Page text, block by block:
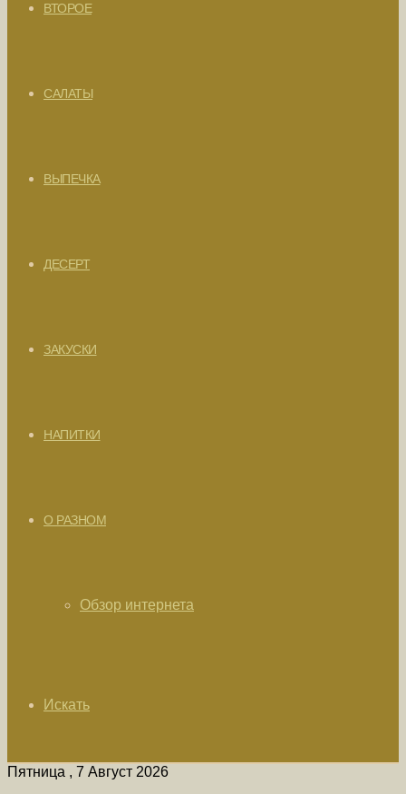
ВТОРОЕ
САЛАТЫ
ВЫПЕЧКА
ДЕСЕРТ
ЗАКУСКИ
НАПИТКИ
О РАЗНОМ
Обзор интернета
Искать
Пятница , 7 Август 2026